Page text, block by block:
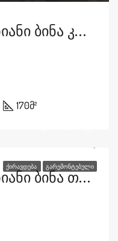
Ქირავდება 4 Ოთახიანი Ბინა Კარტოზიაზე Მ2-Ში
170მ²
ᲥᲘᲠᲐᲕᲓᲔᲑᲐ ᲒᲐᲠᲔᲛᲝᲜᲢᲔᲑᲣᲚᲘ
Ქირავდება 3 Ოთახიანი Ბინა Თამარაშვილზე Არქიში